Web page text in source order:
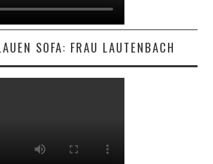
SOFA: FRAU LAUTENBACH